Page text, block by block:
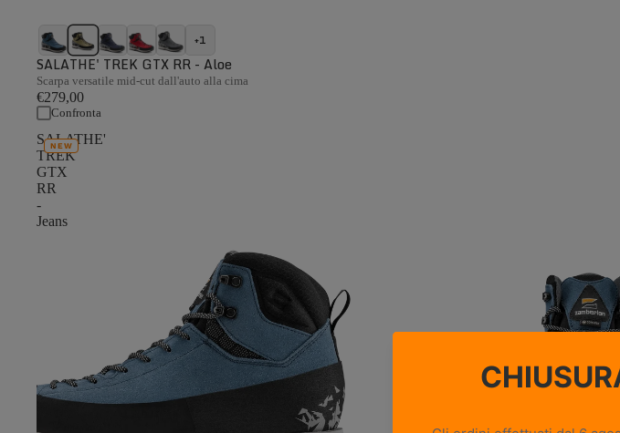
+1
SALATHE' TREK GTX RR - Aloe
Scarpa versatile mid-cut dall'auto alla cima
€279,00
Confronta
SALATHE'
TREK
GTX
RR
-
Jeans
NEW